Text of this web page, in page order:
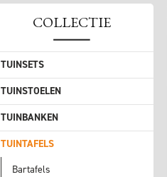
COLLECTIE
TUINSETS
TUINSTOELEN
TUINBANKEN
TUINTAFELS
Bartafels